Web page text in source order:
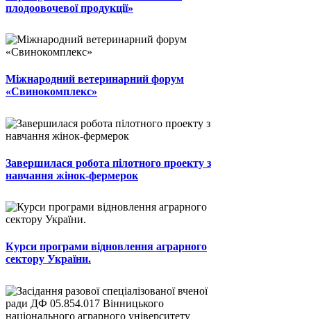
плодоовочевої продукції»
Міжнародний ветеринарний форум
«Свинокомплекс»
Завершилася робота пілотного проекту з
навчання жінок-фермерок
Курси програми відновлення аграрного
сектору України.